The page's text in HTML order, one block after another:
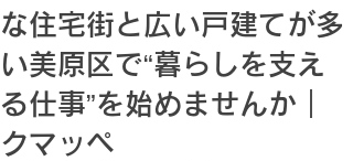
な住宅街と広い戸建てが多
い美原区で“暮らしを支え
る仕事”を始めませんか｜
クマッペ